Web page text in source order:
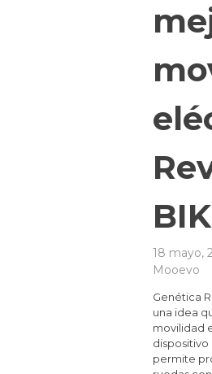
18 mayo,
Mooevo
Genética
una idea
movilidad
permite